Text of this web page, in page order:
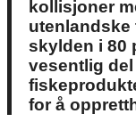
kollisjoner
utenlandske
skylden i 80
vesentlig
for å